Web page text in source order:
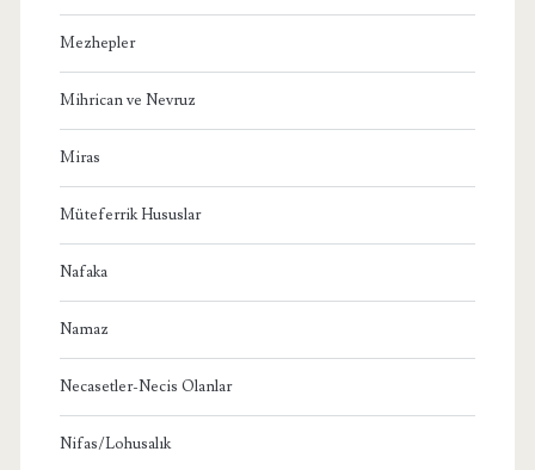
Mezhepler
Mihrican ve Nevruz
Miras
Müteferrik Hususlar
Nafaka
Namaz
Necasetler-Necis Olanlar
Nifas/Lohusalık